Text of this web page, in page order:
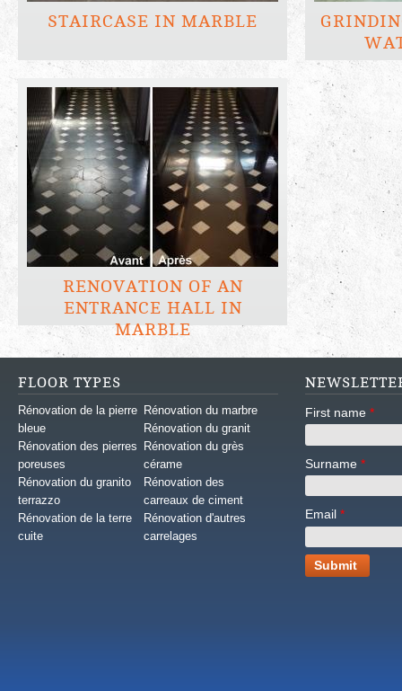
STAIRCASE IN MARBLE
RENOVATION OF AN
ENTRANCE HALL IN
MARBLE
FLOOR TYPES
Rénovation de la pierre
bleue
Rénovation du marbre
Rénovation du granit
Rénovation des pierres
poreuses
Rénovation du grès
cérame
Rénovation du granito
terrazzo
Rénovation des
carreaux de ciment
Rénovation de la terre
cuite
Rénovation d'autres
carrelages
First name *
Surname *
Email *